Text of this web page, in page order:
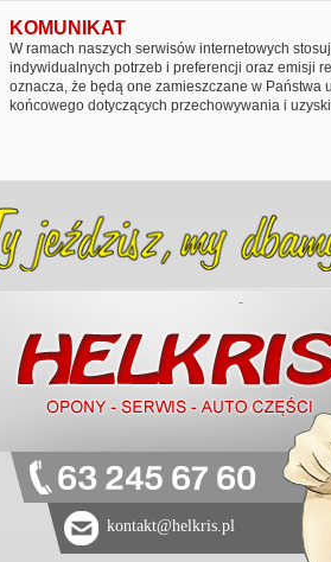
KOMUNIKAT
W ramach naszych serwisów internetowych
indywidualnych potrzeb i preferencji oraz emisji
oznacza, że będą one zamieszczane w
końcowego dotyczących przechowywania i
63 245 67 60
kontakt@helkris.pl